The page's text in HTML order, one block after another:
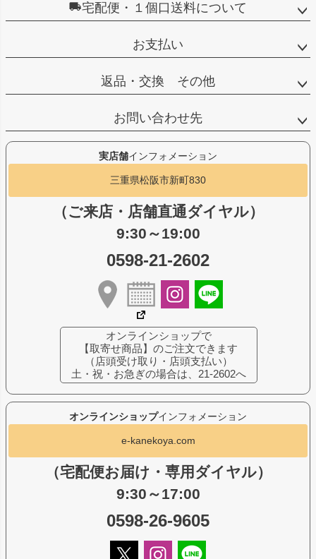
宅配便・１個口送料について
お支払い
返品・交換 その他
お問い合わせ先
オンラインショップインフォメーション
e-kanekoya.com
（宅配便お届け・専用ダイヤル）
9:30～17:00
0598-26-9605
実店舗インフォメーション
三重県松阪市新町830
（ご来店・店舗直通ダイヤル）
9:30～19:00
0598-21-2602
オンラインショップで
【取寄せ商品】のご注文できます
（店頭受け取り・店頭支払い）
土・祝・お急ぎの場合は、21-2602へ